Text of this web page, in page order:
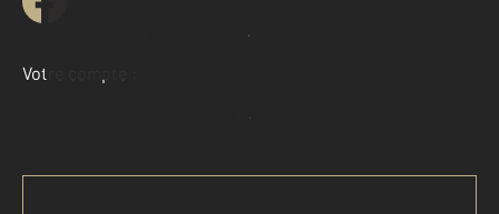
Demander une estimation
Votre compte :
Accéder à mon compte